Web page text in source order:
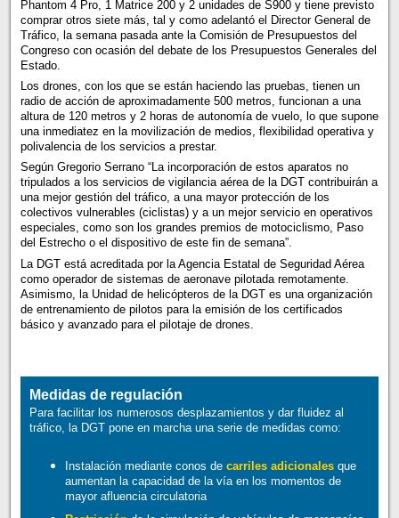
Phantom 4 Pro, 1 Matrice 200 y 2 unidades de S900 y tiene previsto
comprar otros siete más, tal y como adelantó el Director General de
Tráfico, la semana pasada ante la Comisión de Presupuestos del
Congreso con ocasión del debate de los Presupuestos Generales del
Estado.
Los drones, con los que se están haciendo las pruebas, tienen un
radio de acción de aproximadamente 500 metros, funcionan a una
altura de 120 metros y 2 horas de autonomía de vuelo, lo que supone
una inmediatez en la movilización de medios, flexibilidad operativa y
polivalencia de los servicios a prestar.
Según Gregorio Serrano “La incorporación de estos aparatos no
tripulados a los servicios de vigilancia aérea de la DGT contribuirán a
una mejor gestión del tráfico, a una mayor protección de los
colectivos vulnerables (ciclistas) y a un mejor servicio en operativos
especiales, como son los grandes premios de motociclismo, Paso
del Estrecho o el dispositivo de este fin de semana”.
La DGT está acreditada por la Agencia Estatal de Seguridad Aérea
como operador de sistemas de aeronave pilotada remotamente.
Asimismo, la Unidad de helicópteros de la DGT es una organización
de entrenamiento de pilotos para la emisión de los certificados
básico y avanzado para el pilotaje de drones.
Medidas de regulación
Para facilitar los numerosos desplazamientos y dar fluidez al
tráfico, la DGT pone en marcha una serie de medidas como:
Instalación mediante conos de carriles adicionalesque
aumentan la capacidad de la vía en los momentos de
mayor afluencia circulatoria